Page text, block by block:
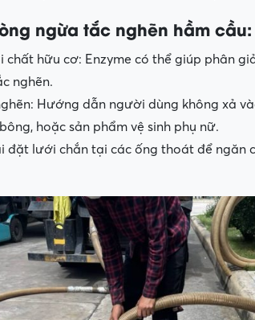
ngừa tắc nghẽn hầm cầu:
chất hữu cơ: Enzyme có thể giúp phân
nghẽn.
Hướng dẫn người dùng không xả
hoặc sản phẩm vệ sinh phụ nữ.
đặt lưới chắn tại các ống thoát để ngăn